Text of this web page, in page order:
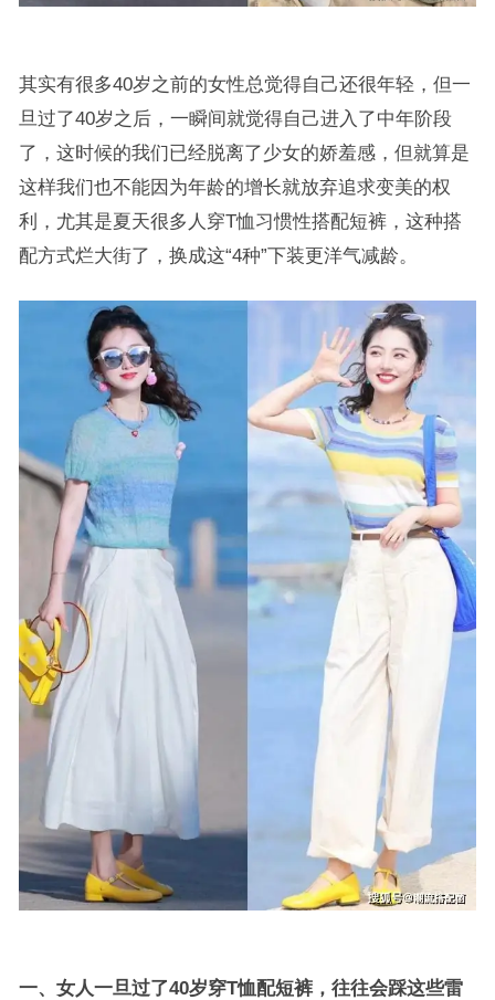
其实有很多40岁之前的女性总觉得自己还很年轻，但一
旦过了40岁之后，一瞬间就觉得自己进入了中年阶段
了，这时候的我们已经脱离了少女的娇羞感，但就算是
这样我们也不能因为年龄的增长就放弃追求变美的权
利，尤其是夏天很多人穿T恤习惯性搭配短裤，这种搭
配方式烂大街了，换成这“4种”下装更洋气减龄。
一、女人一旦过了40岁穿T恤配短裤，往往会踩这些雷